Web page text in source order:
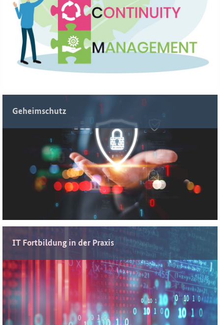
Geheimschutz
Besonderer Schutz für sensible Informationen...
IT Fortbildung in der Praxis
Hier erfahren Sie mehr über unserer spezialisierten
Weiterbildungsangebote